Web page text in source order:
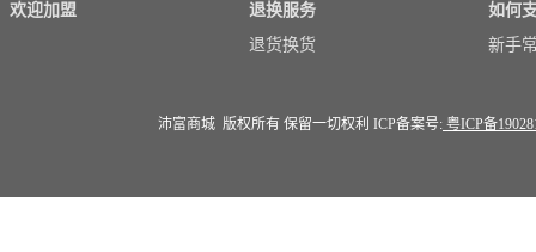
欢迎加盟
退换服务
退货换货
如何
新手
沛富商城 版权所有 保留一切权利 ICP备案号: 粤ICP备